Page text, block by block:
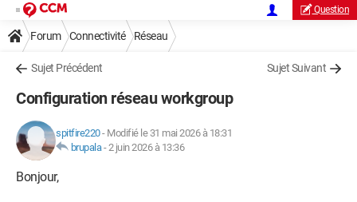
Question
Forum Connectivité Réseau
Sujet Précédent Sujet Suivant
Configuration réseau workgroup
spitfire220- Modifié le 31 mai 2026 à 18:31
brupala-2 juin 2026 à 13:36
Bonjour,